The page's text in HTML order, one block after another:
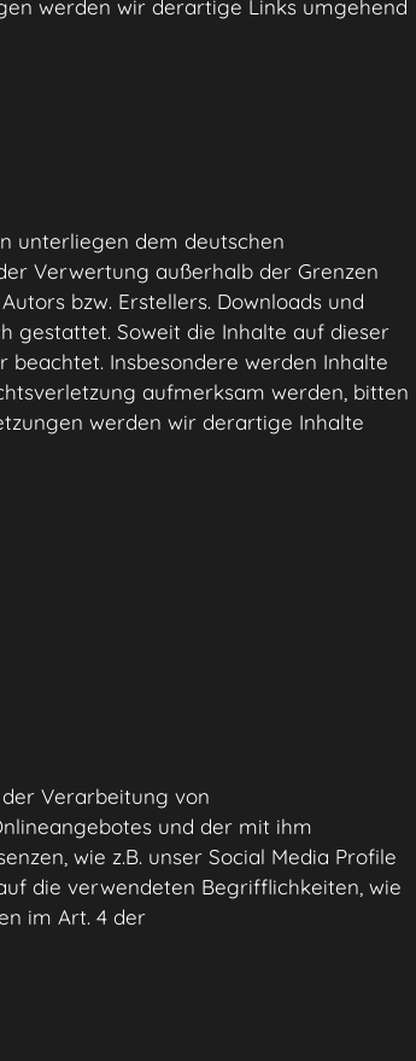
werden wir derartige Links umgehend
unterliegen dem deutschen
Verwertung außerhalb der Grenzen
bzw. Erstellers. Downloads und
gestattet. Soweit die Inhalte auf dieser
Insbesondere werden Inhalte
aufmerksam werden, bitten
werden wir derartige Inhalte
Verarbeitung von
und der mit ihm
wie z.B. unser Social Media Profile
die verwendeten Begrifflichkeiten, wie
im Art. 4 der